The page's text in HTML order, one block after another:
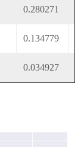
0.280271
0.134779
0.034927